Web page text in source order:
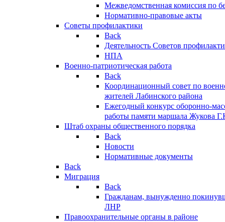
Межведомственная комиссия по
Нормативно-правовые акты
Советы профилактики
Back
Деятельность Советов
НПА
Военно-патриотическая работа
Back
Координационный совет по
жителей Лабинского района
Ежегодный конкурс оборонно-
работы памяти маршала Жукова
Штаб охраны общественного порядка
Back
Новости
Нормативные документы
Back
Миграция
Back
Гражданам, вынужденно
ЛНР
Правоохранительные органы в районе